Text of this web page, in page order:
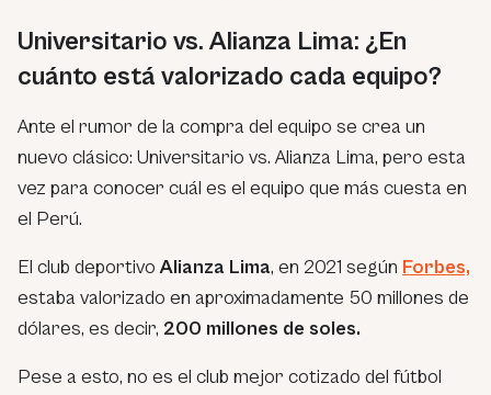
Universitario vs. Alianza Lima: ¿En
cuánto está valorizado cada equipo?
Ante el rumor de la compra del equipo se crea un
nuevo clásico: Universitario vs. Alianza Lima, pero esta
vez para conocer cuál es el equipo que más cuesta en
el Perú.
El club deportivoAlianza Lima, en 2021 según Forbes,
estaba valorizado en aproximadamente 50 millones de
dólares, es decir, 200 millones de soles.
Pese a esto, no es el club mejor cotizado del fútbol